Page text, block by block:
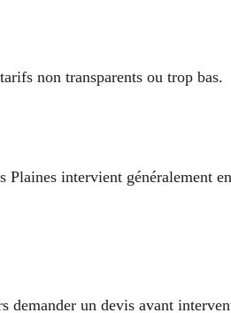
non transparents ou trop bas.
intervient généralement
demander un devis avant